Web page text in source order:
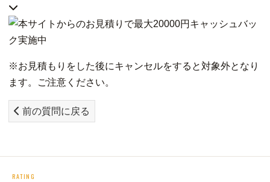
※お見積もりをした後にキャンセルをすると対象外となり
ます。ご注意ください。
前の質問に戻る
RATING